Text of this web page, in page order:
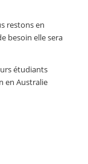
restons en
besoin elle sera
étudiants
en Australie